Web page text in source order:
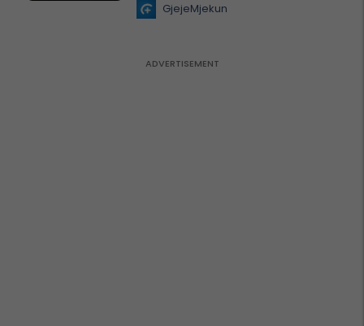
GjejeMjekun